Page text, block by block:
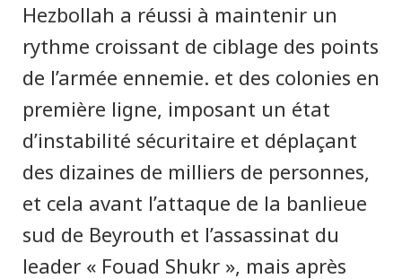
Hezbollah a réussi à maintenir un
rythme croissant de ciblage des points
de l’armée ennemie. et des colonies en
première ligne, imposant un état
d’instabilité sécuritaire et déplaçant
des dizaines de milliers de personnes,
et cela avant l’attaque de la banlieue
sud de Beyrouth et l’assassinat du
leader « Fouad Shukr », mais après